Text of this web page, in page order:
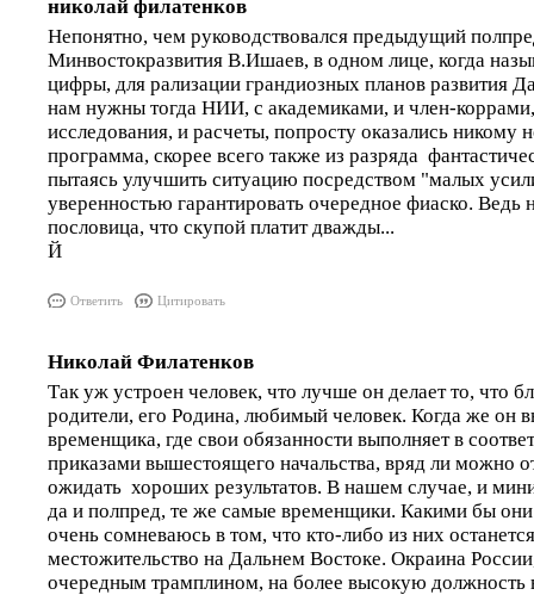
николай филатенков
Непонятно, чем руководствовался предыдущий
Минвостокразвития В.Ишаев, в одном лице, когда
цифры, для рализации грандиозных планов развития
нам нужны тогда НИИ, с академиками, и член-коррами,
исследования, и расчеты, попросту оказались
программа, скорее всего также из разряда
пытаясь улучшить ситуацию посредством "малых
уверенностью гарантировать очередное фиаско. Ведь
пословица, что скупой платит дважды...
Й
Ответить Цитировать
Николай Филатенков
Так уж устроен человек, что лучше он делает то, что
родители, его Родина, любимый человек. Когда же он
временщика, где свои обязанности выполняет в
приказами вышестоящего начальства, вряд ли можно
ожидать хороших результатов. В нашем случае, и
да и полпред, те же самые временщики. Какими бы
очень сомневаюсь в том, что кто-либо из них
местожительство на Дальнем Востоке. Окраина
очередным трамплином, на более высокую должность